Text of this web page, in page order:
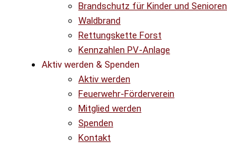
Brandschutz für Kinder und Senioren
Waldbrand
Rettungskette Forst
Kennzahlen PV-Anlage
Aktiv werden & Spenden
Aktiv werden
Feuerwehr-Förderverein
Mitglied werden
Spenden
Kontakt